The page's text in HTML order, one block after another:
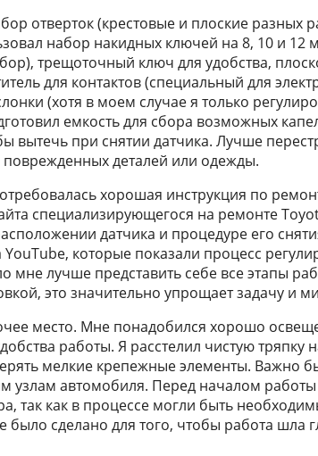
отверток (крестовые и плоские разных
набор накидных ключей на 8, 10 и 12
трещоточный ключ для удобства,
для контактов (специальный для
(хотя в моем случае я только
емкость для сбора возможных
вытечь при снятии датчика. Лучше
поврежденных деталей или одежды.
хорошая инструкция по
специализирующегося на ремонте
датчика и процедуре его
которые показали процесс
мне лучше представить себе все этапы
это значительно упрощает задачу и
место. Мне понадобился хорошо
работы. Я расстелил чистую тряпку
мелкие крепежные элементы. Важно
узлам автомобиля. Перед началом
так как в процессе могли быть
было сделано для того, чтобы работа шла